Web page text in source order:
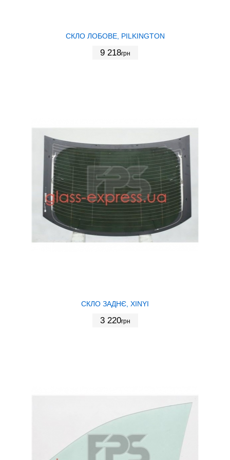
СКЛО ЛОБОВЕ, PILKINGTON
9 218грн
СКЛО ЗАДНЄ, XINYI
3 220грн